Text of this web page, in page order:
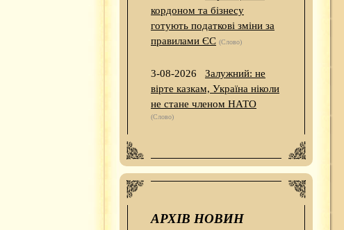
кордоном та бізнесу
готують податкові зміни за
правилами ЄС (Слово)
3-08-2026
Залужний: не
вірте казкам, Україна ніколи
не стане членом НАТО
(Слово)
АРХІВ НОВИН